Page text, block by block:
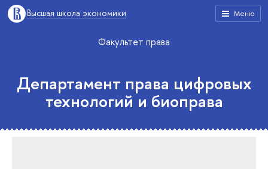
Меню
Высшая школа экономики
Факультет права
Департамент права цифровых
технологий и биоправа